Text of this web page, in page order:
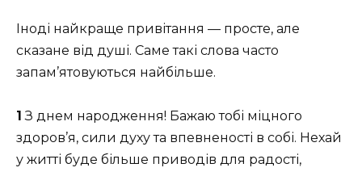
Іноді найкраще привітання — просте, але
сказане від душі. Саме такі слова часто
запам’ятовуються найбільше.
1 З днем народження! Бажаю тобі міцного
здоров’я, сили духу та впевненості в собі. Нехай
у житті буде більше приводів для радості,